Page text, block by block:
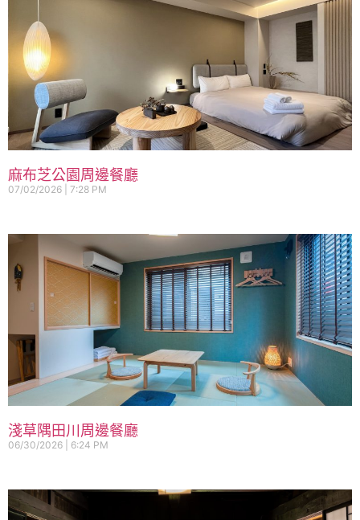
麻布芝公園周邊餐廳
07/02/2026 7:28 PM
淺草隅田川周邊餐廳
06/30/2026 6:24 PM